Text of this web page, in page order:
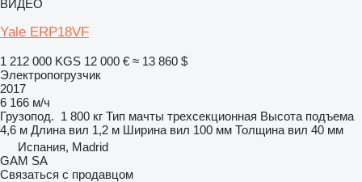
ВИДЕО
Yale ERP18VF
1 212 000 KGS 12 000 € ≈ 13 860 $
Электропогрузчик
2017
6 166 м/ч
Грузопод. 1 800 кг Тип мачты трехсекционная Высота подъема
4,6 м Длина вил 1,2 м Ширина вил 100 мм Толщина вил 40 мм
Испания, Madrid
GAM SA
Связаться с продавцом